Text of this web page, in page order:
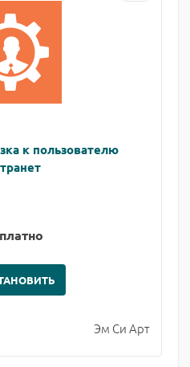
к пользователю
Эм Си Арт